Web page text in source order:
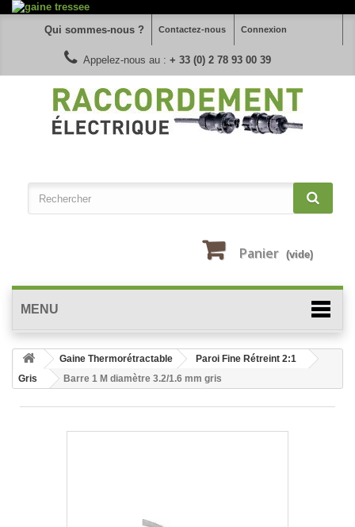
Connexion
Contactez-nous
Qui sommes-nous ?
Appelez-nous au : + 33 (0) 2 78 93 00 39
Panier (vide)
MENU
Gaine Thermorétractable
Paroi Fine Rétreint 2:1
Gris
Barre 1 M diamètre 3.2/1.6 mm gris